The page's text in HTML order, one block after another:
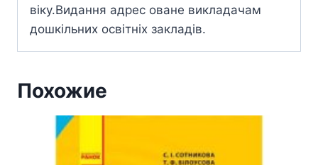
віку.Видання адрес оване викладачам
дошкільних освітніх закладів.
Похожие